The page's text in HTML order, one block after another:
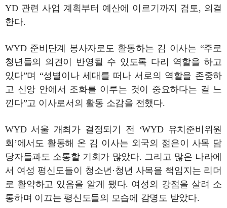
YD 관련 사업 계획부터 예산에 이르기까지 검토, 의결
한다.
WYD 준비단계 봉사자로도 활동하는 김 이사는 “주로
청년들의 의견이 반영될 수 있도록 다리 역할을 하고
있다”며 “성별이나 세대를 떠나 서로의 역할을 존중하
고 신앙 안에서 조화를 이루는 것이 중요하다는 걸 느
낀다”고 이사로서의 활동 소감을 전했다.
WYD 서울 개최가 결정되기 전 ‘WYD 유치준비위원
회’에서도 활동해 온 김 이사는 외국의 젊은이 사목 담
당자들과도 소통할 기회가 많았다. 그리고 많은 나라에
서 여성 평신도들이 청소년·청년 사목을 책임지는 리더
로 활약하고 있음을 알게 됐다. 여성의 강점을 살려 소
통하며 이끄는 평신도들의 모습에 감명도 받았다.